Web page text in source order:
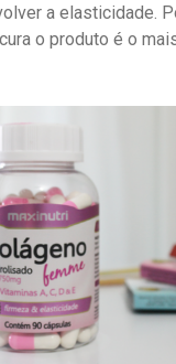
a elasticidade.
o produto é o